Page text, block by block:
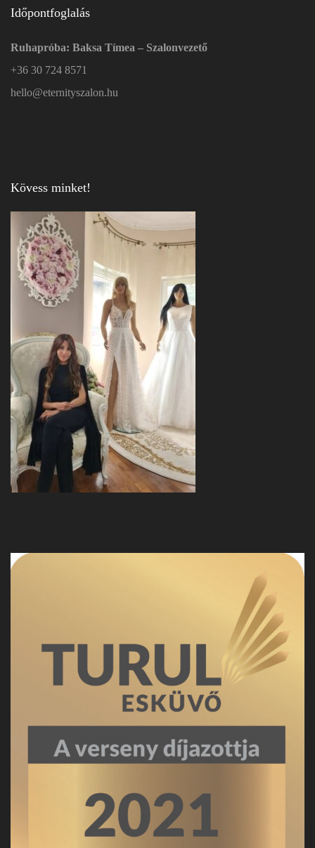
Időpontfoglalás
Ruhapróba: Baksa Tímea – Szalonvezető
+36 30 724 8571
hello@eternityszalon.hu
Kövess minket!